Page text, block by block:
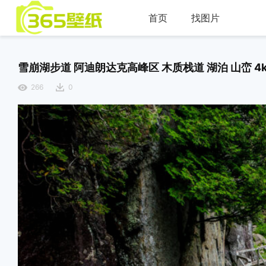
首页 找图片
雪崩湖步道 阿迪朗达克高峰区 木质栈道 湖泊 山峦
266 0